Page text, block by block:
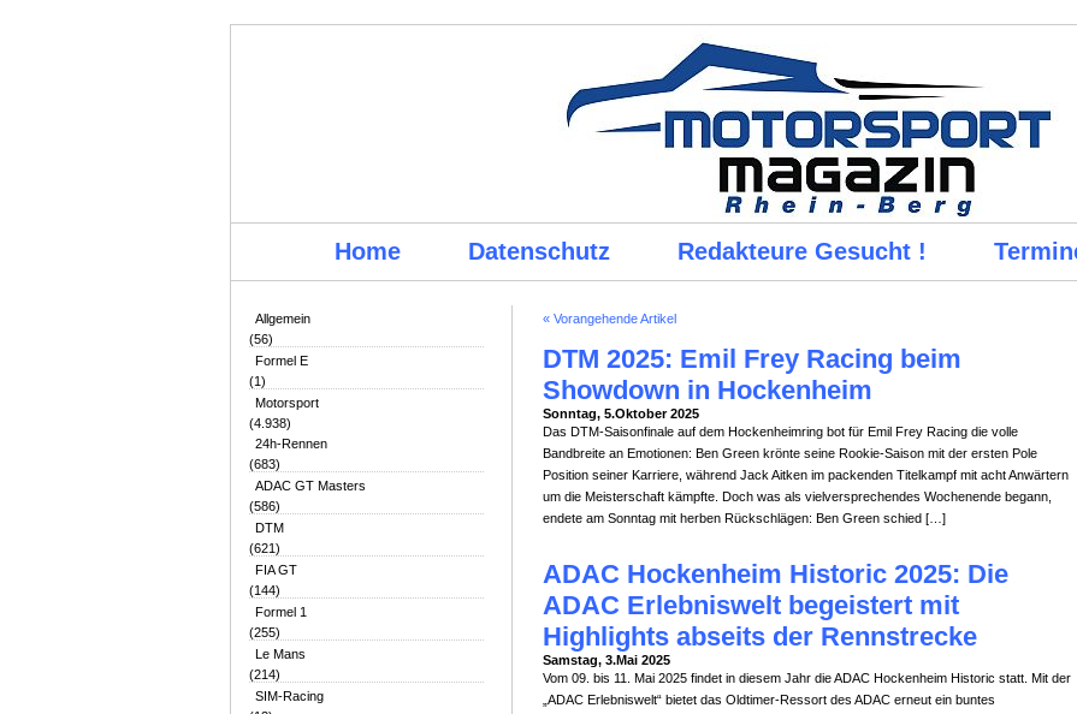
Home Datenschutz Redakteure Gesucht !
Allgemein
(56)
Formel E
(1)
Motorsport
(4.938)
24h-Rennen
(683)
ADAC GT Masters
(586)
DTM
(621)
FIA GT
(144)
Formel 1
(255)
Le Mans
(214)
SIM-Racing
« Vorangehende Artikel
DTM 2025: Emil Frey Racing beim
Showdown in Hockenheim
Sonntag, 5.Oktober 2025
Das DTM-Saisonfinale auf dem Hockenheimring bot für Emil Frey Racing die volle
Bandbreite an Emotionen: Ben Green krönte seine Rookie-Saison mit der ersten Pole
Position seiner Karriere, während Jack Aitken im packenden Titelkampf mit acht Anwärtern
um die Meisterschaft kämpfte. Doch was als vielversprechendes Wochenende begann,
endete am Sonntag mit herben Rückschlägen: Ben Green schied […]
ADAC Hockenheim Historic 2025: Die
ADAC Erlebniswelt begeistert mit
Highlights abseits der Rennstrecke
Samstag, 3.Mai 2025
Vom 09. bis 11. Mai 2025 findet in diesem Jahr die ADAC Hockenheim Historic statt. Mit der
„ADAC Erlebniswelt“ bietet das Oldtimer-Ressort des ADAC erneut ein buntes